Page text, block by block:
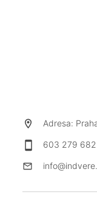
Adresa:
603 279 682